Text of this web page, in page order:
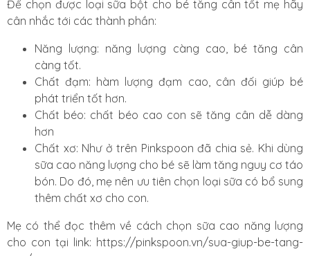
Để chọn được loại sữa bột cho bé tăng cân tốt mẹ hãy
cân nhắc tới các thành phần:
Năng lượng: năng lượng càng cao, bé tăng cân
càng tốt.
Chất đạm: hàm lượng đạm cao, cân đối giúp bé
phát triển tốt hơn.
Chất béo: chất béo cao con sẽ tăng cân dễ dàng
hơn
Chất xơ: Như ở trên Pinkspoon đã chia sẻ. Khi dùng
sữa cao năng lượng cho bé sẽ làm tăng nguy cơ táo
bón. Do đó, mẹ nên ưu tiên chọn loại sữa có bổ sung
thêm chất xơ cho con.
Mẹ có thể đọc thêm về cách chọn sữa cao năng lượng
cho con tại link: https://pinkspoon.vn/sua-giup-be-tang-